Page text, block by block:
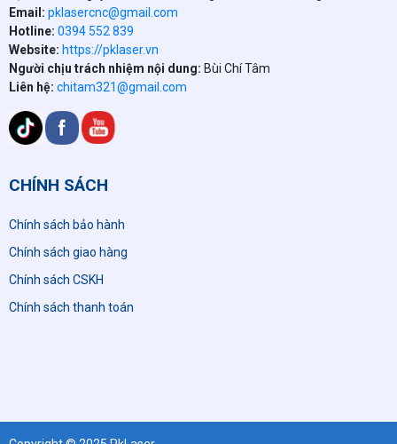
Email: pklasercnc@gmail.com
Hotline: 0394 552 839
Website: https://pklaser.vn
Người chịu trách nhiệm nội dung: Bùi Chí Tâm
Liên hệ: chitam321@gmail.com
CHÍNH SÁCH
Chính sách bảo hành
Chính sách giao hàng
Chính sách CSKH
Chính sách thanh toán